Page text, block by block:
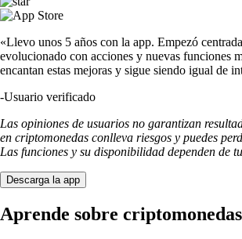
«Llevo unos 5 años con la app. Empezó
evolucionado con acciones y nuevas funciones
encantan estas mejoras y sigue siendo igual de
-Usuario verificado
Las opiniones de usuarios no garantizan
en criptomonedas conlleva riesgos y puedes
Las funciones y su disponibilidad dependen de
Descarga la app
Aprende sobre criptomonedas